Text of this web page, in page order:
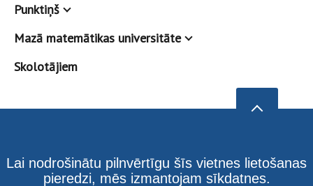
Punktiņš
Mazā matemātikas universitāte
Skolotājiem
Lai nodrošinātu pilnvērtīgu šīs vietnes lietošanas
pieredzi, mēs izmantojam sīkdatnes.